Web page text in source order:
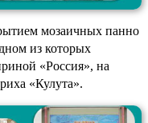
мозаичных панно
из которых
«Россия», на
«Кулута».